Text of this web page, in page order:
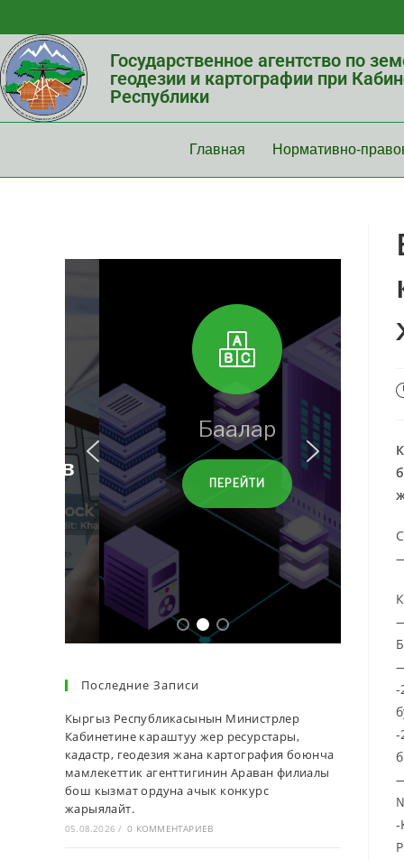
Государственное агентство по
геодезии и картографии при
Республики
Главная Нормативно-
-
-
-
Баалар
ПЕРЕЙТИ
Последние Записи
Кыргыз Республикасынын Министрлер
Кабинетине караштуу жер ресурстары,
кадастр, геодезия жана картография боюнча
мамлекеттик агенттигинин Араван филиалы
бош кызмат ордуна ачык конкурс
жарыялайт.
05.08.2026 / 0 КОММЕНТАРИЕВ